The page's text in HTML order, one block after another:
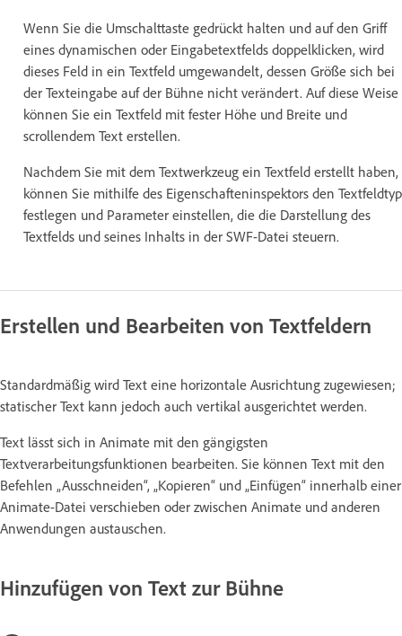
Wenn Sie die Umschalttaste gedrückt halten und auf den Griff
eines dynamischen oder Eingabetextfelds doppelklicken, wird
dieses Feld in ein Textfeld umgewandelt, dessen Größe sich bei
der Texteingabe auf der Bühne nicht verändert. Auf diese Weise
können Sie ein Textfeld mit fester Höhe und Breite und
scrollendem Text erstellen.
Nachdem Sie mit dem Textwerkzeug ein Textfeld erstellt haben,
können Sie mithilfe des Eigenschafteninspektors den Textfeldtyp
festlegen und Parameter einstellen, die die Darstellung des
Textfelds und seines Inhalts in der SWF-Datei steuern.
Erstellen und Bearbeiten von Textfeldern
Standardmäßig wird Text eine horizontale Ausrichtung zugewiesen;
statischer Text kann jedoch auch vertikal ausgerichtet werden.
Text lässt sich in Animate mit den gängigsten
Textverarbeitungsfunktionen bearbeiten. Sie können Text mit den
Befehlen „Ausschneiden“, „Kopieren“ und „Einfügen“ innerhalb einer
Animate-Datei verschieben oder zwischen Animate und anderen
Anwendungen austauschen.
Hinzufügen von Text zur Bühne